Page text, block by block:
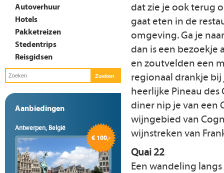
Autoverhuur
Hotels
Pakketreizen
Stedentrips
Reisgidsen
Aanbiedingen
Antwerpen, België
€ 100,-
dat zie je ook terug
gaat eten in de
omgeving. Ga je
dan is een bezoekje
en zoutvelden een
regionaal drankje bij
heerlijke Pineau des
diner nip je van een
wijngebied van
wijnstreken van
Quai 22
Een wandeling